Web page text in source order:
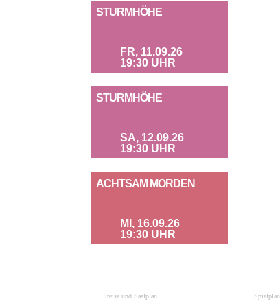
STURMHÖHE
FR, 11.09.26
19:30 UHR
STURMHÖHE
SA, 12.09.26
19:30 UHR
ACHTSAM MORDEN
MI, 16.09.26
19:30 UHR
Preise und Saalplan Spielplan